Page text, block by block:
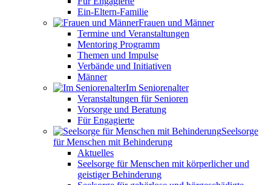
Ein-Eltern-Familie
Frauen und Männer
Termine und Veranstaltungen
Mentoring Programm
Themen und Impulse
Verbände und Initiativen
Männer
Im Seniorenalter
Veranstaltungen für Senioren
Vorsorge und Beratung
Für Engagierte
Seelsorge
für Menschen mit Behinderung
Aktuelles
Seelsorge für Menschen mit körperlicher und
geistiger Behinderung